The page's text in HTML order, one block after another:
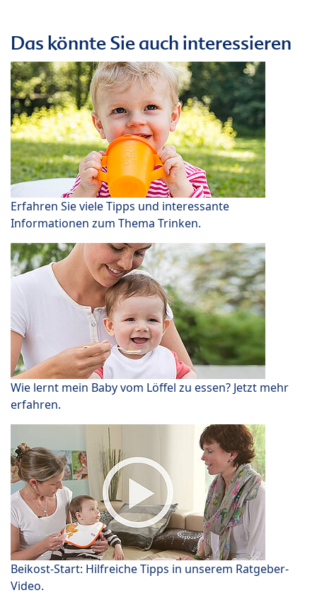
Das könnte Sie auch interessieren
Erfahren Sie viele Tipps und interessante
Informationen zum Thema Trinken.
Wie lernt mein Baby vom Löffel zu essen? Jetzt mehr
erfahren.
Beikost-Start: Hilfreiche Tipps in unserem Ratgeber-
Video.